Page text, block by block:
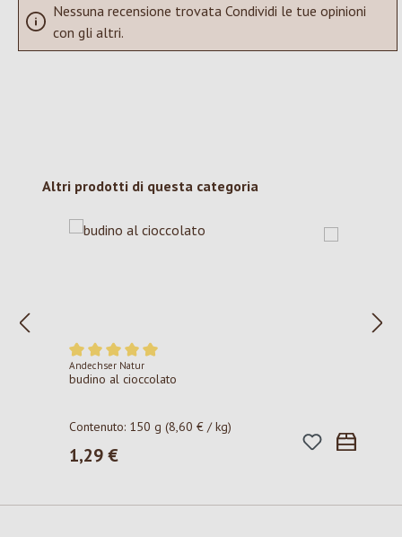
Nessuna recensione trovata Condividi le tue opinioni
con gli altri.
Salta la galleria dei prodotti
Altri prodotti di questa categoria
Valutazione media di 5 su 5 stelle
Andechser Natur
budino al cioccolato
Contenuto: 150 g(8,60 € / kg)
Prezzo normale:
1,29 €